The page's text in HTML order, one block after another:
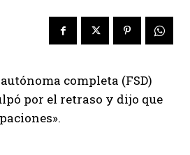
completa (FSD)
por el retraso y dijo que